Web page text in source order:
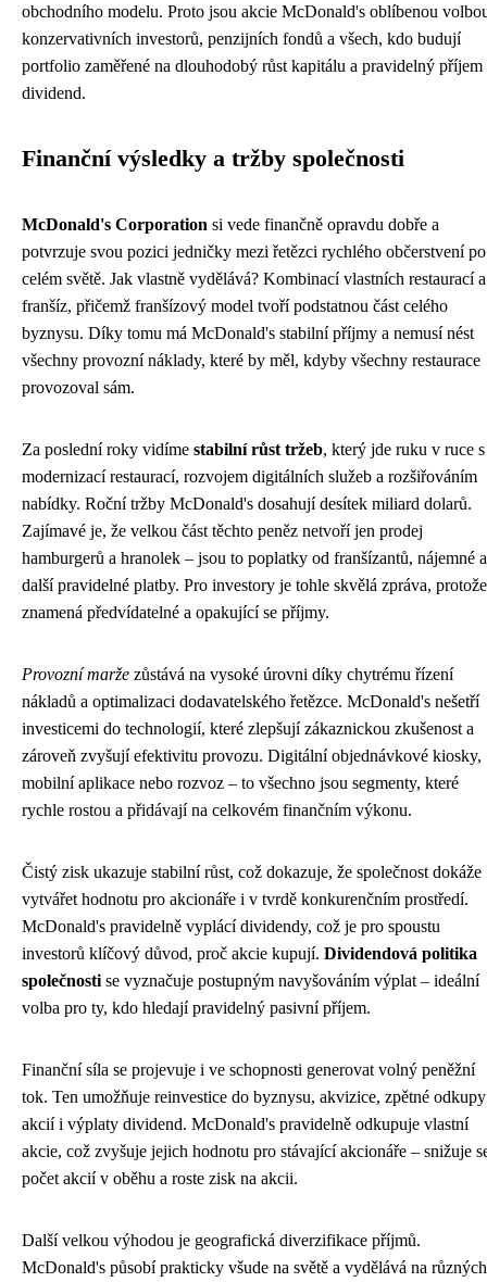
obchodního modelu. Proto jsou akcie McDonald's oblíbenou
konzervativních investorů, penzijních fondů a všech, kdo budují
portfolio zaměřené na dlouhodobý růst kapitálu a pravidelný příjem
dividend.
Finanční výsledky a tržby společnosti
McDonald's Corporation si vede finančně opravdu dobře a
potvrzuje svou pozici jedničky mezi řetězci rychlého občerstvení po
celém světě. Jak vlastně vydělává? Kombinací vlastních restaurací a
franšíz, přičemž franšízový model tvoří podstatnou část celého
byznysu. Díky tomu má McDonald's stabilní příjmy a nemusí nést
všechny provozní náklady, které by měl, kdyby všechny restaurace
provozoval sám.
Za poslední roky vidíme stabilní růst tržeb, který jde ruku v ruce s
modernizací restaurací, rozvojem digitálních služeb a rozšiřováním
nabídky. Roční tržby McDonald's dosahují desítek miliard dolarů.
Zajímavé je, že velkou část těchto peněz netvoří jen prodej
hamburgerů a hranolek – jsou to poplatky od franšízantů, nájemné a
další pravidelné platby. Pro investory je tohle skvělá zpráva, protože
znamená předvídatelné a opakující se příjmy.
Provozní marže zůstává na vysoké úrovni díky chytrému řízení
nákladů a optimalizaci dodavatelského řetězce. McDonald's nešetří
investicemi do technologií, které zlepšují zákaznickou zkušenost a
zároveň zvyšují efektivitu provozu. Digitální objednávkové kiosky,
mobilní aplikace nebo rozvoz – to všechno jsou segmenty, které
rychle rostou a přidávají na celkovém finančním výkonu.
Čistý zisk ukazuje stabilní růst, což dokazuje, že společnost dokáže
vytvářet hodnotu pro akcionáře i v tvrdě konkurenčním prostředí.
McDonald's pravidelně vyplácí dividendy, což je pro spoustu
investorů klíčový důvod, proč akcie kupují. Dividendová politika
společnosti se vyznačuje postupným navyšováním výplat – ideální
volba pro ty, kdo hledají pravidelný pasivní příjem.
Finanční síla se projevuje i ve schopnosti generovat volný peněžní
tok. Ten umožňuje reinvestice do byznysu, akvizice, zpětné odkupy
akcií i výplaty dividend. McDonald's pravidelně odkupuje vlastní
akcie, což zvyšuje jejich hodnotu pro stávající akcionáře – snižuje
počet akcií v oběhu a roste zisk na akcii.
Další velkou výhodou je geografická diverzifikace příjmů.
McDonald's působí prakticky všude na světě a vydělává na různých